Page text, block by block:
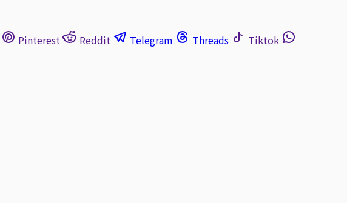
Pinterest Reddit Telegram Threads Tiktok